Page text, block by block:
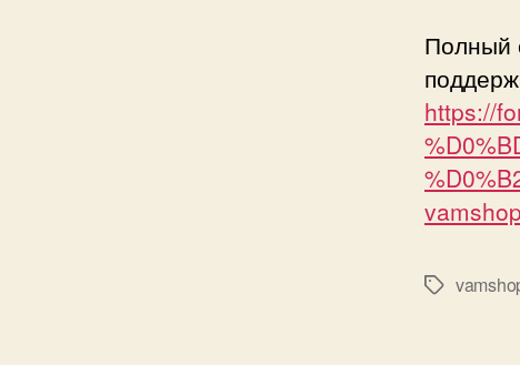
Полный
https://
Метки